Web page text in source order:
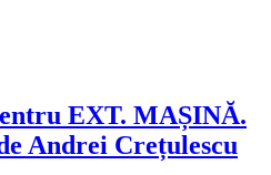
EXT. MAȘINĂ.
Andrei Crețulescu